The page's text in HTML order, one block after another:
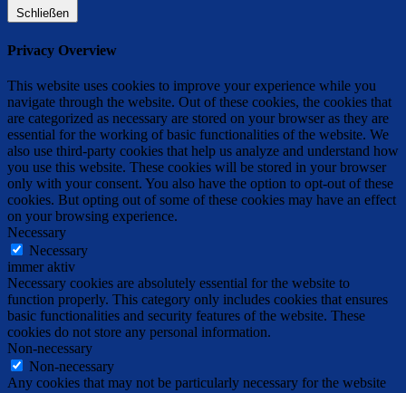
Schließen
Privacy Overview
This website uses cookies to improve your experience while you
navigate through the website. Out of these cookies, the cookies that
are categorized as necessary are stored on your browser as they are
essential for the working of basic functionalities of the website. We
also use third-party cookies that help us analyze and understand how
you use this website. These cookies will be stored in your browser
only with your consent. You also have the option to opt-out of these
cookies. But opting out of some of these cookies may have an effect
on your browsing experience.
Necessary
Necessary
immer aktiv
Necessary cookies are absolutely essential for the website to
function properly. This category only includes cookies that ensures
basic functionalities and security features of the website. These
cookies do not store any personal information.
Non-necessary
Non-necessary
Any cookies that may not be particularly necessary for the website